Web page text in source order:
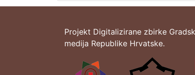
Projekt Digitalizirane zbirke
medija Republike Hrvatske.